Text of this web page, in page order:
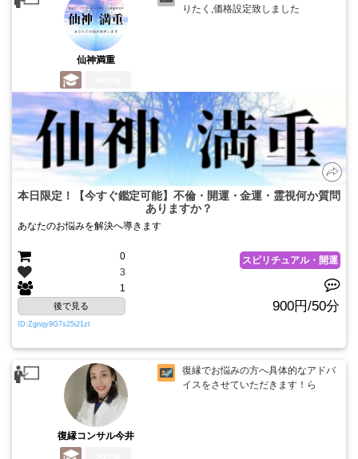
仙神満重
りたく,価格設定致しました
本日限定！【今すぐ鑑定可能】不倫・開運・金運・霊視何か質問
ありますか？
あなたのお悩みを解決へ導きます
0
3
1
スピリチュアル・開運
後で見る 900円/50分
ID:Zgnqy9G7s25i21zt
復縁コンサル今井
復縁でお悩みの方へ具体的なアドバ
イスをさせていただきます！ら